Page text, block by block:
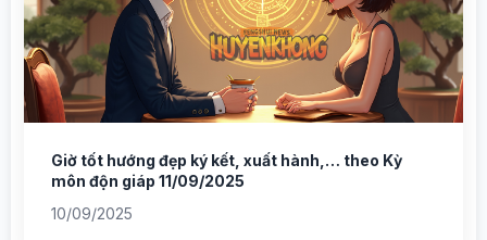
Giờ tốt hướng đẹp ký kết, xuất hành,… theo Kỳ
môn độn giáp 11/09/2025
10/09/2025